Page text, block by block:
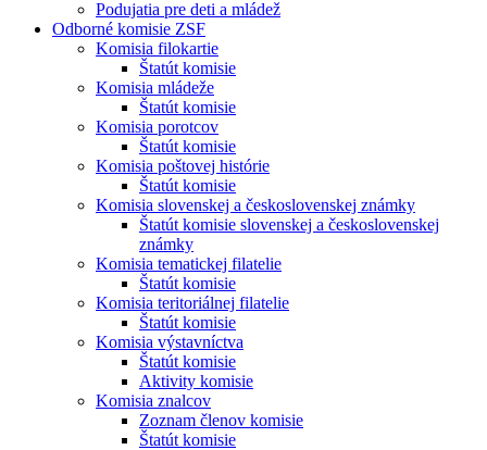
Podujatia pre deti a mládež
Odborné komisie ZSF
Komisia filokartie
Štatút komisie
Komisia mládeže
Štatút komisie
Komisia porotcov
Štatút komisie
Komisia poštovej histórie
Štatút komisie
Komisia slovenskej a československej známky
Štatút komisie slovenskej a československej
známky
Komisia tematickej filatelie
Štatút komisie
Komisia teritoriálnej filatelie
Štatút komisie
Komisia výstavníctva
Štatút komisie
Aktivity komisie
Komisia znalcov
Zoznam členov komisie
Štatút komisie